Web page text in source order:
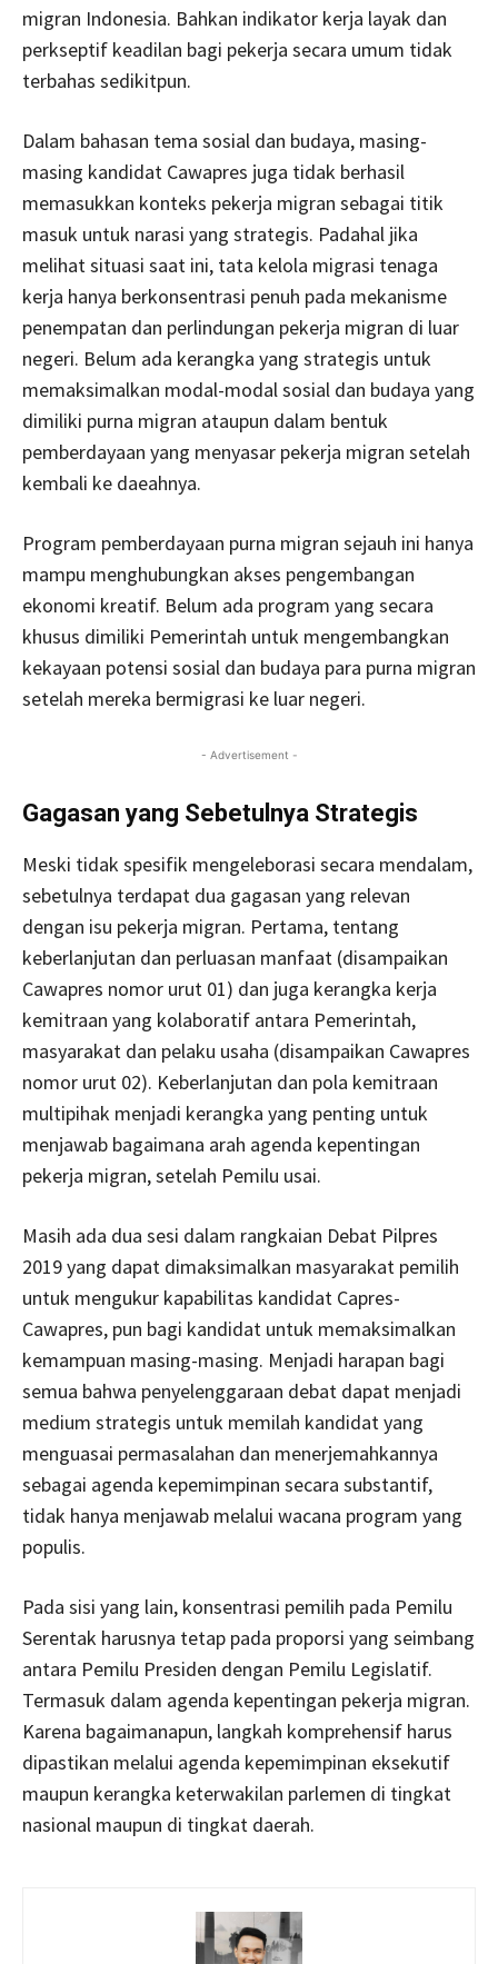
migran Indonesia. Bahkan indikator kerja layak dan
perkseptif keadilan bagi pekerja secara umum tidak
terbahas sedikitpun.
Dalam bahasan tema sosial dan budaya, masing-
masing kandidat Cawapres juga tidak berhasil
memasukkan konteks pekerja migran sebagai titik
masuk untuk narasi yang strategis. Padahal jika
melihat situasi saat ini, tata kelola migrasi tenaga
kerja hanya berkonsentrasi penuh pada mekanisme
penempatan dan perlindungan pekerja migran di luar
negeri. Belum ada kerangka yang strategis untuk
memaksimalkan modal-modal sosial dan budaya yang
dimiliki purna migran ataupun dalam bentuk
pemberdayaan yang menyasar pekerja migran setelah
kembali ke daeahnya.
Program pemberdayaan purna migran sejauh ini hanya
mampu menghubungkan akses pengembangan
ekonomi kreatif. Belum ada program yang secara
khusus dimiliki Pemerintah untuk mengembangkan
kekayaan potensi sosial dan budaya para purna migran
setelah mereka bermigrasi ke luar negeri.
- Advertisement -
Gagasan yang Sebetulnya Strategis
Meski tidak spesifik mengeleborasi secara mendalam,
sebetulnya terdapat dua gagasan yang relevan
dengan isu pekerja migran. Pertama, tentang
keberlanjutan dan perluasan manfaat (disampaikan
Cawapres nomor urut 01) dan juga kerangka kerja
kemitraan yang kolaboratif antara Pemerintah,
masyarakat dan pelaku usaha (disampaikan Cawapres
nomor urut 02). Keberlanjutan dan pola kemitraan
multipihak menjadi kerangka yang penting untuk
menjawab bagaimana arah agenda kepentingan
pekerja migran, setelah Pemilu usai.
Masih ada dua sesi dalam rangkaian Debat Pilpres
2019 yang dapat dimaksimalkan masyarakat pemilih
untuk mengukur kapabilitas kandidat Capres-
Cawapres, pun bagi kandidat untuk memaksimalkan
kemampuan masing-masing. Menjadi harapan bagi
semua bahwa penyelenggaraan debat dapat menjadi
medium strategis untuk memilah kandidat yang
menguasai permasalahan dan menerjemahkannya
sebagai agenda kepemimpinan secara substantif,
tidak hanya menjawab melalui wacana program yang
populis.
Pada sisi yang lain, konsentrasi pemilih pada Pemilu
Serentak harusnya tetap pada proporsi yang seimbang
antara Pemilu Presiden dengan Pemilu Legislatif.
Termasuk dalam agenda kepentingan pekerja migran.
Karena bagaimanapun, langkah komprehensif harus
dipastikan melalui agenda kepemimpinan eksekutif
maupun kerangka keterwakilan parlemen di tingkat
nasional maupun di tingkat daerah.